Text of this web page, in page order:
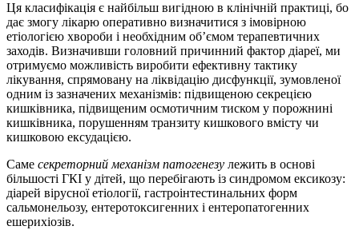
Ця класифікація є найбільш вигідною в клінічній практиці, бо
дає змогу лікарю оперативно визначитися з імовірною
етіологією хвороби і необхідним об’ємом терапевтичних
заходів. Визначивши голов­ний причинний фактор діареї, ми
отримуємо можливість виробити ефективну тактику
лікування, спрямовану на ліквідацію дисфункції, зумовленої
одним із зазначених механізмів: підвищеною секрецією
кишківника, підвищеним осмотичним тиском у порожнині
кишківника, порушенням транзиту кишкового вмісту чи
кишковою ексудацією.
Саме секреторний механізм патогенезу лежить в основі
більшості ГКІ у дітей, що перебігають із синдромом ексикозу:
діарей вірусної етіології, гастроінтестинальних форм
сальмонельозу, ентеротоксигенних і ентеропатогенних
ешерихіозів.